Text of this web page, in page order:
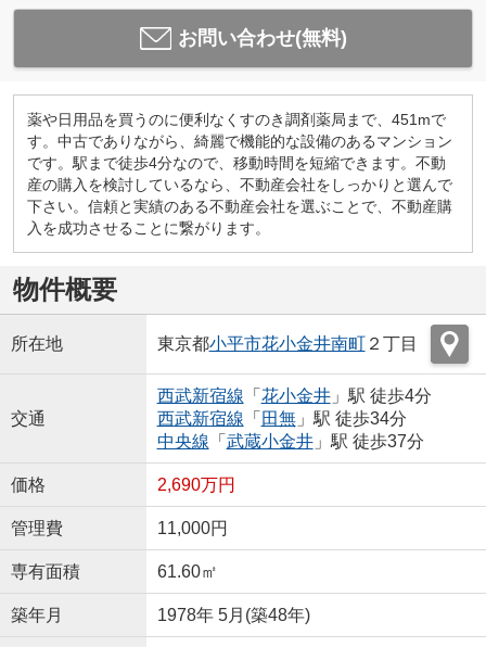
お問い合わせ(無料)
薬や日用品を買うのに便利なくすのき調剤薬局まで、451mで
す。中古でありながら、綺麗で機能的な設備のあるマンション
です。駅まで徒歩4分なので、移動時間を短縮できます。不動
産の購入を検討しているなら、不動産会社をしっかりと選んで
下さい。信頼と実績のある不動産会社を選ぶことで、不動産購
入を成功させることに繋がります。
物件概要
所在地 東京都小平市花小金井南町２丁目
交通
西武新宿線 「 花小金井」駅 徒歩4分
西武新宿線 「 田無」駅 徒歩34分
中央線 「 武蔵小金井」駅 徒歩37分
価格 2,690万円
管理費 11,000円
専有面積 61.60㎡
築年月 1978年 5月(築48年)